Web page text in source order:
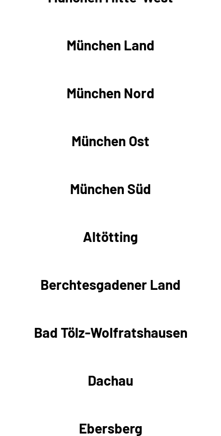
München Land
München Nord
München Ost
München Süd
Altötting
Berchtesgadener Land
Bad Tölz-Wolfratshausen
Dachau
Ebersberg